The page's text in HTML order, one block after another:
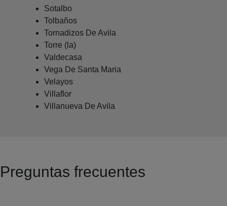
Sotalbo
Tolbaños
Tornadizos De Avila
Torre (la)
Valdecasa
Vega De Santa Maria
Velayos
Villaflor
Villanueva De Avila
Preguntas frecuentes